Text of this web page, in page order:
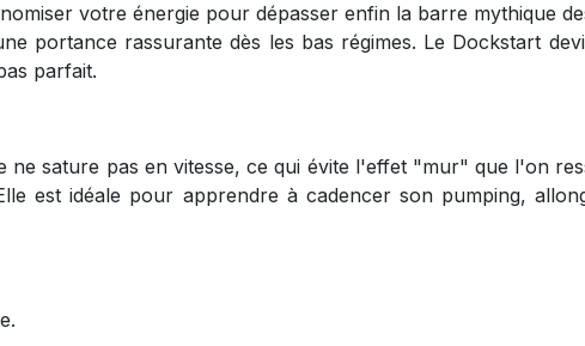
votre énergie pour dépasser enfin la barre mythique
portance rassurante dès les bas régimes. Le Dockstart
parfait.
ne sature pas en vitesse, ce qui évite l'effet "mur" que l'on
est idéale pour apprendre à cadencer son pumping,